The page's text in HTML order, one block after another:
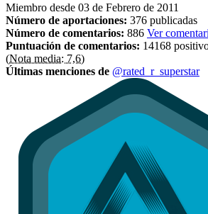
Miembro desde 03 de Febrero de 2011
Número de aportaciones: 376 publicadas
Número de comentarios: 886 Ver
Puntuación de comentarios: 14168
(Nota media: 7,6)
Últimas menciones de @rated_r_superstar